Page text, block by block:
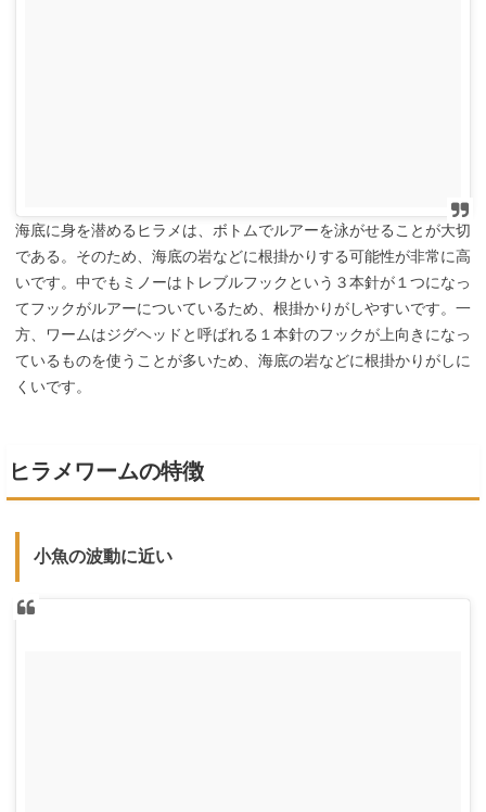
海底に身を潜めるヒラメは、ボトムでルアーを泳がせることが大切
である。そのため、海底の岩などに根掛かりする可能性が非常に高
いです。中でもミノーはトレブルフックという３本針が１つになっ
てフックがルアーについているため、根掛かりがしやすいです。一
方、ワームはジグヘッドと呼ばれる１本針のフックが上向きになっ
ているものを使うことが多いため、海底の岩などに根掛かりがしに
くいです。
ヒラメワームの特徴
小魚の波動に近い